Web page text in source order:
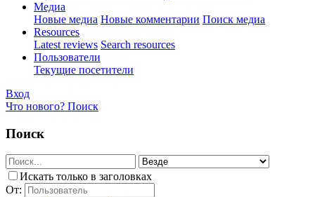
Медиа
Новые медиа Новые комментарии Поиск медиа
Resources
Latest reviews Search resources
Пользователи
Текущие посетители
Вход
Что нового? Поиск
Поиск
Искать только в заголовках
От: